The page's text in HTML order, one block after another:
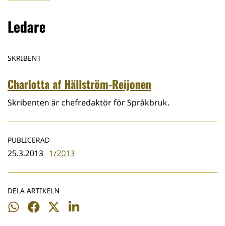
Ledare
SKRIBENT
Charlotta af Hällström-Reijonen
Skribenten är chefredaktör för Språkbruk.
PUBLICERAD
25.3.2013 1/2013
DELA ARTIKELN
Dela
Dela
Dela
Dela